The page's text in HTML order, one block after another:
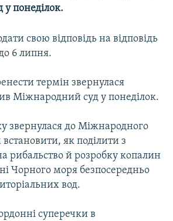
понеділок.
свою відповідь на відповідь
6 липня.
термін звернулася
Міжнародний суд у понеділок.
звернулася до Міжнародного
як поділити з
рибальство й розробку копалин
Чорного моря безпосередньо
вод.
суперечки в